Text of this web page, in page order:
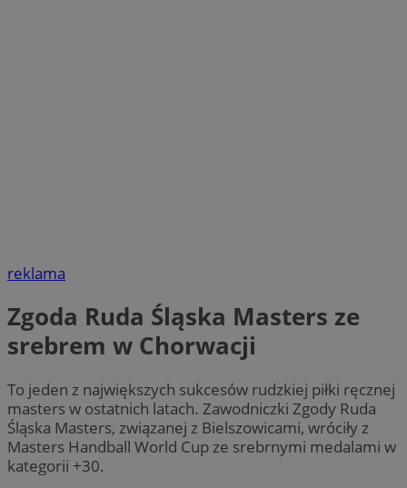
reklama
Zgoda Ruda Śląska Masters ze
srebrem w Chorwacji
To jeden z największych sukcesów rudzkiej piłki ręcznej
masters w ostatnich latach. Zawodniczki Zgody Ruda
Śląska Masters, związanej z Bielszowicami, wróciły z
Masters Handball World Cup ze srebrnymi medalami w
kategorii +30.